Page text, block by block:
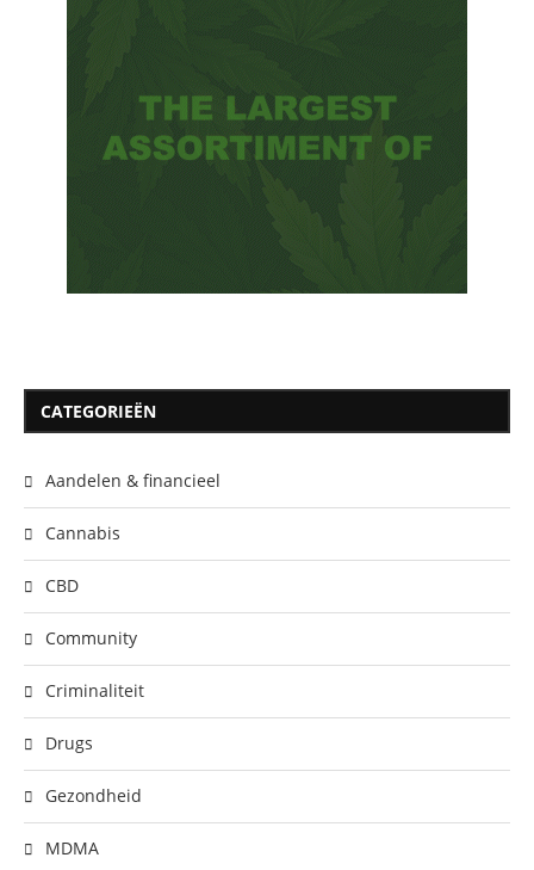
CATEGORIEËN
Aandelen & financieel
Cannabis
CBD
Community
Criminaliteit
Drugs
Gezondheid
MDMA